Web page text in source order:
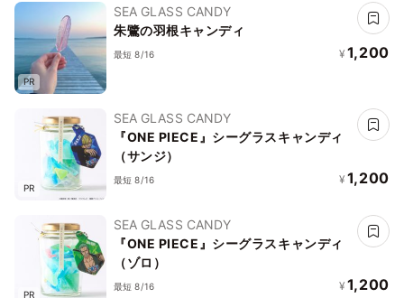
PR
SEA GLASS CANDY
朱鷺の羽根キャンディ
最短 8/16 ¥ 1,200
PR
SEA GLASS CANDY
『ONE PIECE』シーグラスキャンディ
（サンジ）
最短 8/16 ¥ 1,200
PR
SEA GLASS CANDY
『ONE PIECE』シーグラスキャンディ
（ゾロ）
最短 8/16 ¥ 1,200